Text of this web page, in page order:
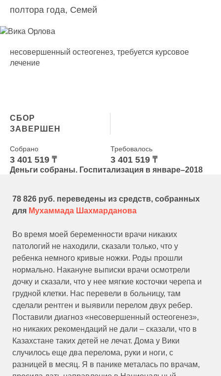
полтора года, Семей
несовершенный остеогенез, требуется курсовое
лечение
СБОР
ЗАВЕРШЕН
Собрано
3 401 519 ₸
Требовалось
3 401 519 ₸
Деньги собраны. Госпитализация в январе–2018
78 826 руб. переведены из средств, собранных
для Мухаммада Шахмарданова
Во время моей беременности врачи никаких
патологий не находили, сказали только, что у
ребенка немного кривые ножки. Роды прошли
нормально. Накануне выписки врачи осмотрели
дочку и сказали, что у нее мягкие косточки черепа и
грудной клетки. Нас перевели в больницу, там
сделали рентген и выявили перелом двух ребер.
Поставили диагноз «несовершенный остеогенез»,
но никаких рекомендаций не дали – сказали, что в
Казахстане таких детей не лечат. Дома у Вики
случилось еще два перелома, руки и ноги, с
разницей в месяц. Я в панике металась по врачам,